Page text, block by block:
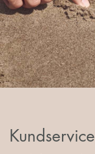
Kundservice